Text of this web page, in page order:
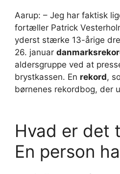
Aarup: – Jeg har faktisk
fortæller Patrick
yderst stærke 13-årige
26. januar
aldersgruppe ved at
brystkassen. En rekord,
børnenes rekordbog, der
Hvad er det
En person